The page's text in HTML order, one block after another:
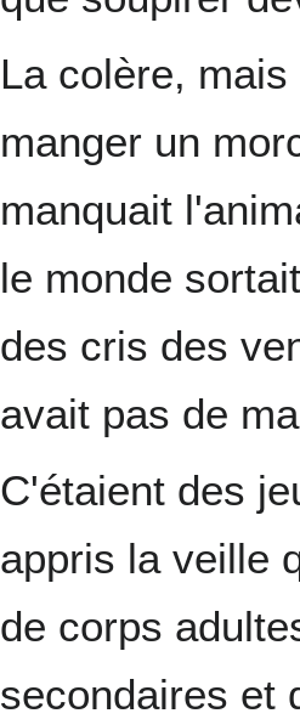
La colère,
manger un
manquait
le monde
des cris des
avait pas de
C'étaient des
appris la veille
de corps
secondaires et